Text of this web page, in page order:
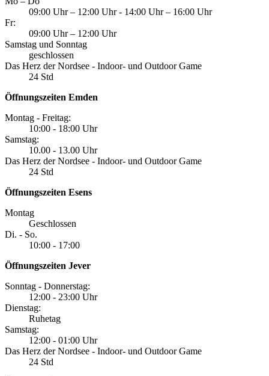
09:00 Uhr – 12:00 Uhr - 14:00 Uhr – 16:00 Uhr
Fr:
09:00 Uhr – 12:00 Uhr
Samstag und Sonntag
geschlossen
Das Herz der Nordsee - Indoor- und Outdoor Game
24 Std
Öffnungszeiten Emden
Montag - Freitag:
10:00 - 18:00 Uhr
Samstag:
10.00 - 13.00 Uhr
Das Herz der Nordsee - Indoor- und Outdoor Game
24 Std
Öffnungszeiten Esens
Montag
Geschlossen
Di. - So.
10:00 - 17:00
Öffnungszeiten Jever
Sonntag - Donnerstag:
12:00 - 23:00 Uhr
Dienstag:
Ruhetag
Samstag:
12:00 - 01:00 Uhr
Das Herz der Nordsee - Indoor- und Outdoor Game
24 Std